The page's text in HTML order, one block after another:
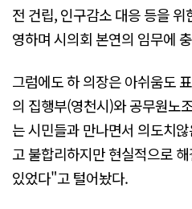
전 건립, 인구감소 대응 등을
영하며 시의회 본연의 임무에
그럼에도 하 의장은 아쉬움도
의 집행부(영천시)와 공무원노
는 시민들과 만나면서 의도치
고 불합리하지만 현실적으로
있었다"고 털어놨다.